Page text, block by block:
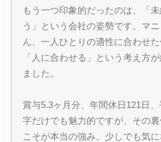
もう一つ印象的だったのは、「
う」という会社の姿勢です。マ
ん、一人ひとりの適性に合わせた
「人に合わせる」という考え方
ました。
賞与5.3ヶ月分、年間休日121日
字だけでも魅力的ですが、その裏
こそが本当の強み。少しでも気